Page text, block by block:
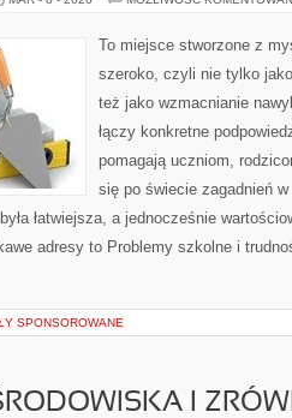
To miejsce stworzone z
szeroko, czyli nie tylko
też jako wzmacnianie
łączy konkretne
pomagają uczniom,
się po świecie zagadnień
łatwiejsza, a jednocześnie
adresy to Problemy szkolne i
SPONSOROWANE
I